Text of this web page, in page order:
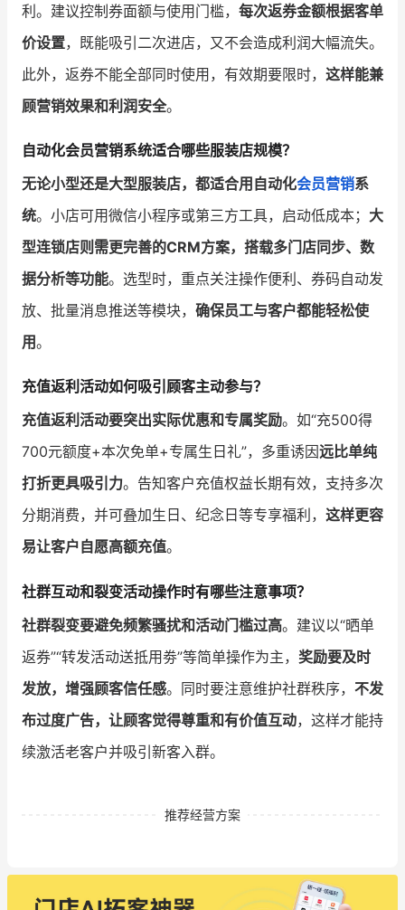
利。建议控制券面额与使用门槛， 每次返券金额根据客单
价设置，既能吸引二次进店，又不会造成利润大幅流失。
此外，返券不能全部同时使用，有效期要限时， 这样能兼
顾营销效果和利润安全。
自动化会员营销系统适合哪些服装店规模？
无论小型还是大型服装店，都适合用自动化会员营销系
统。小店可用微信小程序或第三方工具，启动低成本； 大
型连锁店则需更完善的CRM方案，搭载多门店同步、数
据分析等功能。选型时，重点关注操作便利、券码自动发
放、批量消息推送等模块， 确保员工与客户都能轻松使
用。
充值返利活动如何吸引顾客主动参与？
充值返利活动要突出实际优惠和专属奖励。如“充500得
700元额度+本次免单+专属生日礼”，多重诱因远比单纯
打折更具吸引力。告知客户充值权益长期有效，支持多次
分期消费，并可叠加生日、纪念日等专享福利， 这样更容
易让客户自愿高额充值。
社群互动和裂变活动操作时有哪些注意事项？
社群裂变要避免频繁骚扰和活动门槛过高。建议以“晒单
返券”“转发活动送抵用劵”等简单操作为主， 奖励要及时
发放，增强顾客信任感。同时要注意维护社群秩序， 不发
布过度广告，让顾客觉得尊重和有价值互动，这样才能持
续激活老客户并吸引新客入群。
推荐经营方案